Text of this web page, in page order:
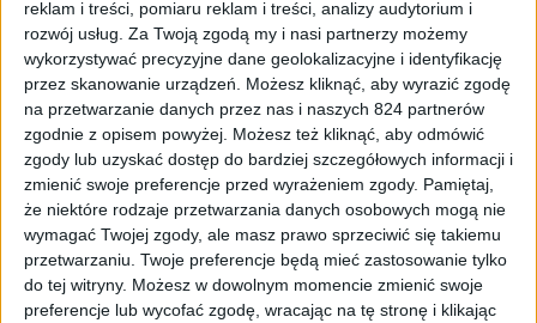
reklam i treści, pomiaru reklam i treści, analizy audytorium i
rozwój usług. Za Twoją zgodą my i nasi partnerzy możemy
wykorzystywać precyzyjne dane geolokalizacyjne i identyfikację
przez skanowanie urządzeń. Możesz kliknąć, aby wyrazić zgodę
na przetwarzanie danych przez nas i naszych 824 partnerów
zgodnie z opisem powyżej. Możesz też kliknąć, aby odmówić
zgody lub uzyskać dostęp do bardziej szczegółowych informacji i
zmienić swoje preferencje przed wyrażeniem zgody. Pamiętaj,
że niektóre rodzaje przetwarzania danych osobowych mogą nie
wymagać Twojej zgody, ale masz prawo sprzeciwić się takiemu
przetwarzaniu. Twoje preferencje będą mieć zastosowanie tylko
do tej witryny. Możesz w dowolnym momencie zmienić swoje
preferencje lub wycofać zgodę, wracając na tę stronę i klikając
size=”large”]Pobierz Galaxy Launcher[/button]
2. Fenix for Twitter
Kolejny klient Twittera? Tak i chyba jest to ten
najbardziej funkcjonalny. Na początku Fenix był dostępny
tylko i wyłącznie dla beta testerów. Niedawno deweloper
wydał w pełni funkcjonalną wersję, którą można pobrać
ze Sklepu Play za niecałe 9 złotych. Po dodaniu naszego
konta do Fenix wita nas wręcz do bólu minimalistyczny
interface, co szczerze mówiąc bardzo mi się podoba.